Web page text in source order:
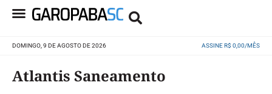
DOMINGO, 9 DE AGOSTO DE 2026 ASSINE R$ 0,00/MÊS
Atlantis Saneamento